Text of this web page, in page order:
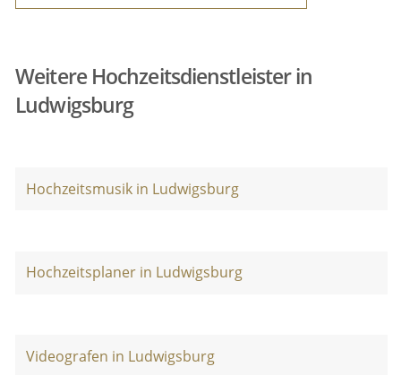
Weitere Hochzeitsdienstleister in
Ludwigsburg
Hochzeitsmusik in Ludwigsburg
Hochzeitsplaner in Ludwigsburg
Videografen in Ludwigsburg